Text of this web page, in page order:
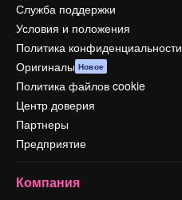
Служба поддержки
Условия и положения
Политика конфиденциальности
Оригиналы Новое
Политика файлов cookie
Центр доверия
Партнеры
Предприятие
Компания